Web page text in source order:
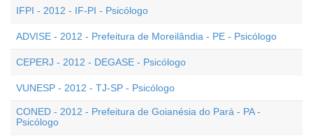
IFPI - 2012 - IF-PI - Psicólogo
ADVISE - 2012 - Prefeitura de Moreilândia - PE - Psicólogo
CEPERJ - 2012 - DEGASE - Psicólogo
VUNESP - 2012 - TJ-SP - Psicólogo
CONED - 2012 - Prefeitura de Goianésia do Pará - PA -
Psicólogo